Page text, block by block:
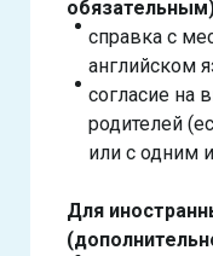
справка с
английском
согласие на
родителей
или с одним
Для